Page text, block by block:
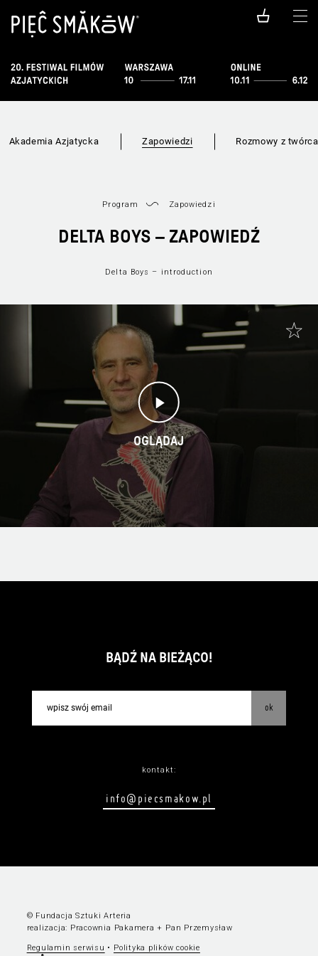
Akademia Azjatycka Zapowiedzi Rozmowy z
Program Zapowiedzi
DELTA BOYS – ZAPOWIEDŹ
Delta Boys – introduction
OGLĄDAJ
BĄDŹ NA BIEŻĄCO!
ok
kontakt:
info@piecsmakow.pl
© Fundacja Sztuki Arteria
realizacja: Pracownia Pakamera + Pan Przemysław
Regulamin serwisu • Polityka plików cookie